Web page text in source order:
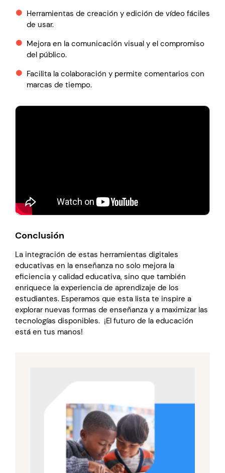
Herramientas de creación y edición de vídeo fáciles
de usar.
Mejora en la comunicación visual y el compromiso
del público.
Facilita la colaboración y permite comentarios con
marcas de tiempo.
Conclusión
La integración de estas herramientas digitales
educativas en la enseñanza no solo mejora la
eficiencia y calidad educativa, sino que también
enriquece la experiencia de aprendizaje de los
estudiantes. Esperamos que esta lista te inspire a
explorar nuevas formas de enseñanza y a maximizar las
tecnologías disponibles. ¡El futuro de la educación
está en tus manos!